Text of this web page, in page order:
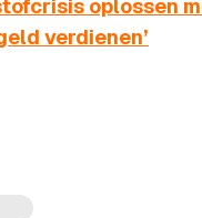
oplossen
verdienen’